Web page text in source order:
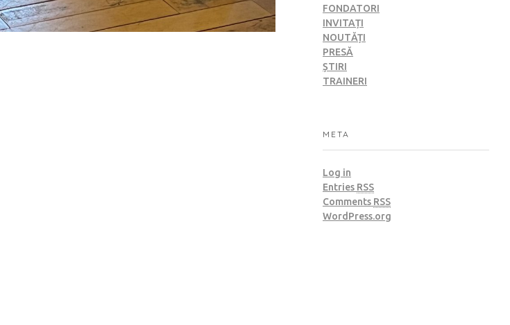
FONDATORI
INVITAȚI
NOUTĂȚI
PRESĂ
ȘTIRI
TRAINERI
META
Log in
Entries RSS
Comments RSS
WordPress.org